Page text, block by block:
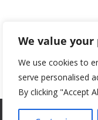
We value your
We use cookies to
serve personalised
By clicking "Accept